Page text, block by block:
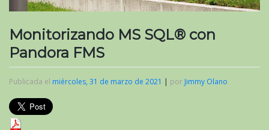
Monitorizando MS SQL® con
Pandora FMS
Publicada el miércoles, 31 de marzo de 2021 | por Jimmy Olano